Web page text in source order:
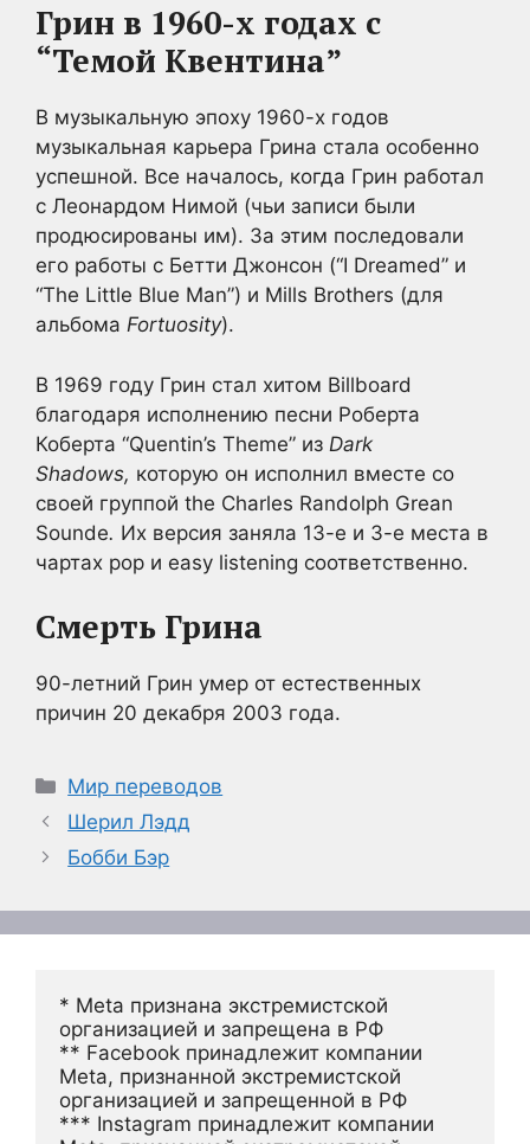
Грин в 1960-х годах с
“Темой Квентина”
В музыкальную эпоху 1960-х годов
музыкальная карьера Грина стала особенно
успешной. Все началось, когда Грин работал
с Леонардом Нимой (чьи записи были
продюсированы им). За этим последовали
его работы с Бетти Джонсон (“I Dreamed” и
“The Little Blue Man”) и Mills Brothers (для
альбома Fortuosity).
В 1969 году Грин стал хитом Billboard
благодаря исполнению песни Роберта
Коберта “Quentin’s Theme” из Dark
Shadows, которую он исполнил вместе со
своей группой the Charles Randolph Grean
Sounde. Их версия заняла 13-е и 3-е места в
чартах pop и easy listening соответственно.
Смерть Грина
90-летний Грин умер от естественных
причин 20 декабря 2003 года.
Рубрики
Мир переводов
Шерил Лэдд
Бобби Бэр
* Meta признана экстремистской
организацией и запрещена в РФ
** Facebook принадлежит компании
Meta, признанной экстремистской
организацией и запрещенной в РФ
*** Instagram принадлежит компании